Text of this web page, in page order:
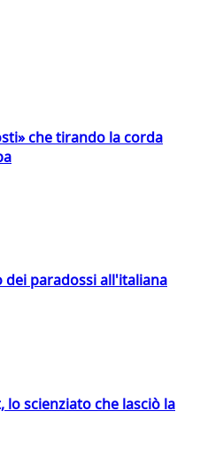
che tirando la corda
dei paradossi all'italiana
lo scienziato che lasciò la